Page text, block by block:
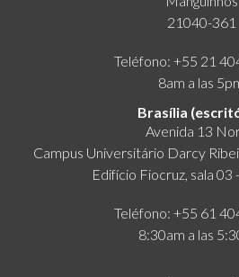
21040-361
Teléfono: +55 21
8am a las
Brasília
Avenida 13
Campus Universitário Darcy
Edifício Fiocruz, sala
Teléfono: +55 61
8:30am a las